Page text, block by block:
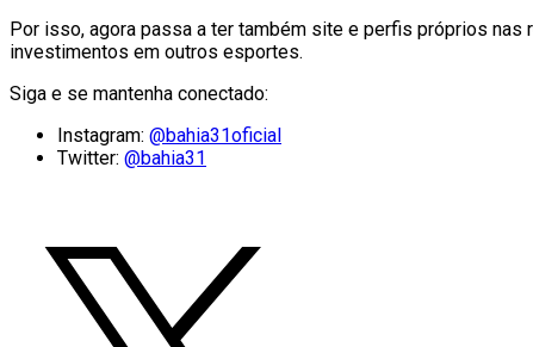
Por isso, agora passa a ter também site e perfis próprios
investimentos em outros esportes.
Siga e se mantenha conectado:
Instagram: @bahia31oficial
Twitter: @bahia31